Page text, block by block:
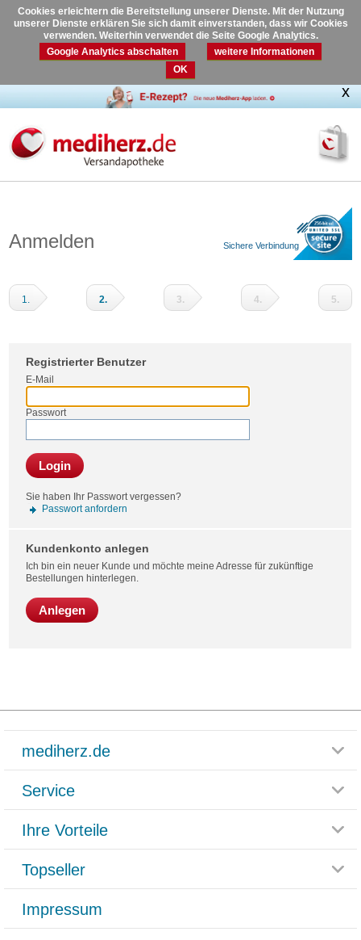
Cookies erleichtern die Bereitstellung unserer Dienste. Mit der Nutzung
unserer Dienste erklären Sie sich damit einverstanden, dass wir Cookies
verwenden. Weiterhin verwendet die Seite Google Analytics.
Google Analytics abschalten
weitere Informationen
OK
Anmelden Sichere Verbindung
1. 2. 3. 4. 5.
Registrierter Benutzer
E-Mail
Passwort
Login
Sie haben Ihr Passwort vergessen?
Passwort anfordern
Kundenkonto anlegen
Ich bin ein neuer Kunde und möchte meine Adresse für zukünftige
Bestellungen hinterlegen.
Anlegen
mediherz.de
Glossar
Häufig gestellte Fragen
Datenschutz
AGB
Service
Rücksendemöglichkeit
Paketlieferstatus
Versandkosten
Ihre Vorteile
Rezeptlieferung
Bonusprogramm
Gutschein und Rabatte
Kundenbewertung
Topseller
Grippostad
Bepanthen
Impressum